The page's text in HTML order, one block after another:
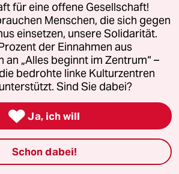
Demokratie
als Triebabfuhr
Populismus
für eine offene Gesellschaft!
Menschen, die sich gegen
einsetzen, unsere Solidarität.
der Einnahmen aus
an „Alles beginnt im Zentrum“ –
bedrohte linke Kulturzentren
Sind Sie dabei?
 Ja, ich will
Schon dabei!